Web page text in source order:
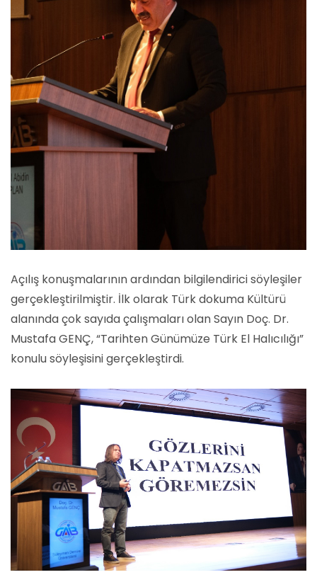
Açılış konuşmalarının ardından bilgilendirici söyleşiler
gerçekleştirilmiştir. İlk olarak Türk dokuma Kültürü
alanında çok sayıda çalışmaları olan Sayın Doç. Dr.
Mustafa GENÇ, “Tarihten Günümüze Türk El Halıcılığı”
konulu söyleşisini gerçekleştirdi.